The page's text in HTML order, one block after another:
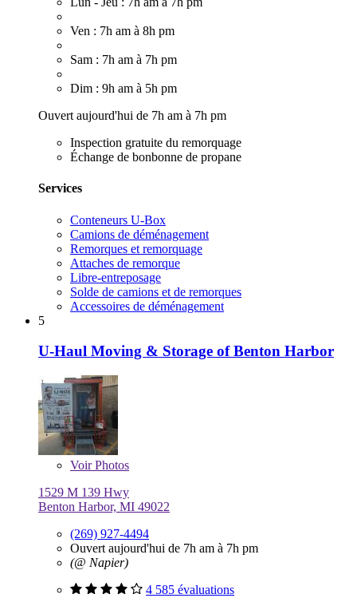
Ven : 7h am à 8h pm
Sam : 7h am à 7h pm
Dim : 9h am à 5h pm
Ouvert aujourd'hui de 7h am à 7h pm
Inspection gratuite du remorquage
Échange de bonbonne de propane
Services
Conteneurs U-Box
Camions de déménagement
Remorques et remorquage
Attaches de remorque
Libre-entreposage
Solde de camions et de remorques
Accessoires de déménagement
5
U-Haul Moving & Storage of Benton Harbor
VoirPhotos
1529 M 139 Hwy
Benton Harbor, MI 49022
(269) 927-4494
Ouvert aujourd'hui de 7h am à 7h pm
(@ Napier)
4 585 évaluations